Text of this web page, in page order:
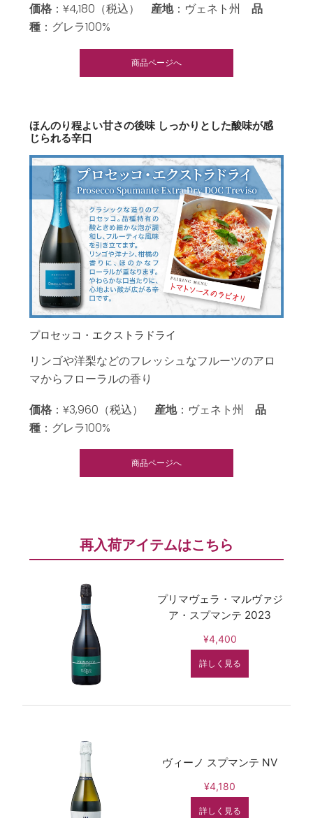
価格 ：¥4,180（税込）産地：ヴェネト州品
種 ：グレラ100%
商品ページへ
ほんのり程よい甘さの後味 しっかりとした酸味が感
じられる辛口
プロセッコ・エクストラドライ
リンゴや洋梨などのフレッシュなフルーツのアロ
マからフローラルの香り
価格 ：¥3,960（税込） 産地：ヴェネト州品
種 ：グレラ100%
商品ページへ
再入荷アイテムはこちら
プリマヴェラ・マルヴァジ
ア・スプマンテ 2023
¥4,400
詳しく見る
ヴィーノ スプマンテ NV
¥4,180
詳しく見る